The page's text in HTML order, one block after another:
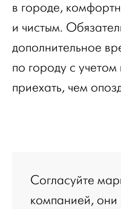
в городе,
и чистым.
дополнительное
по городу с
приехать, чем
Согласуйте
компанией, они